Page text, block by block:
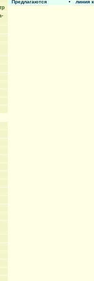
Предлагаются
линия